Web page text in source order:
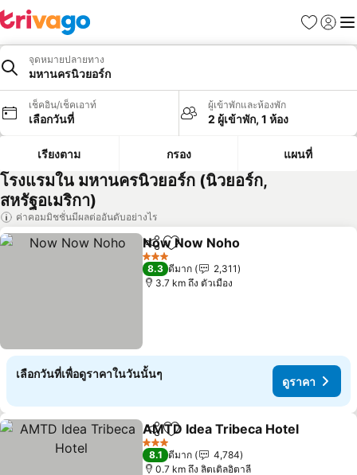
รายการโป
เข้าสู่ร
เมนู
จุดหมายปลายทาง
มหานครนิวยอร์ก
เช็คอิน/เช็คเอาท์
เลือกวันที่
ผู้เข้าพักและห้องพัก
2 ผู้เข้าพัก, 1 ห้อง
เรียงตาม กรอง แผนที่
โรงแรมใน มหานครนิวยอร์ก (นิวยอร์ก,
สหรัฐอเมริกา)
ค่าคอมมิชชั่นมีผลต่ออันดับอย่างไร
แชร์ เพิ่มในรายการโปรด
Now Now Noho
3 ดาว
8.3 ดีมาก
2,311
3.7 km ถึง ตัวเมือง
เลือกวันที่เพื่อดูราคาในวันนั้นๆ
ดูราคา
แชร์ เพิ่มในรายการโปรด
AMTD Idea Tribeca Hotel
3 ดาว
8.1 ดีมาก
4,784
0.7 km ถึง ลิตเติลอิตาลี